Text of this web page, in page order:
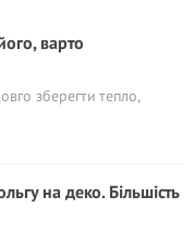
варто
зберегти тепло,